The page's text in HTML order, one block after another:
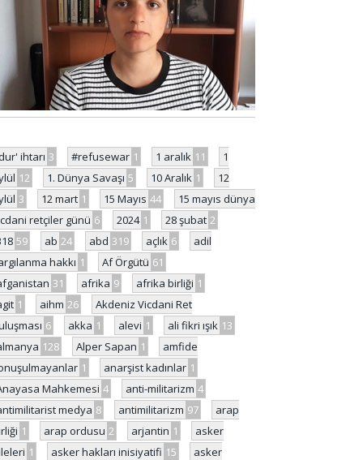
ihtarı 3 #refusewar 1 1 aralık 11
1
12 1. Dünya Savaşı 5 10 Aralık 1
12
3 12 mart 1 15 Mayıs 44
15 mayıs dünya
retçiler günü 6 2024 1 28 şubat 2
59 ab 24 abd 319 açlık 6
adil
hakkı 1 Af Örgütü 61
31 afrika 9 afrika birliği 1
1 aihm 26
Akdeniz Vicdani Ret
6 akka 1 alevi 1 ali fikri ışık 13
128 Alper Sapan 1
amfide
1 anarşist kadınlar 1
Mahkemesi 4 anti-militarizm 4
medya 8 antimilitarizm 97
arap
1 arap ordusu 2 arjantin 1
asker
1 asker hakları inisiyatifi 15
asker